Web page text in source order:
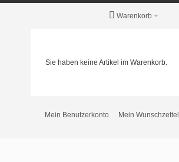
Warenkorb
Sie haben keine Artikel im Warenkorb.
Mein Benutzerkonto Mein Wunschzettel